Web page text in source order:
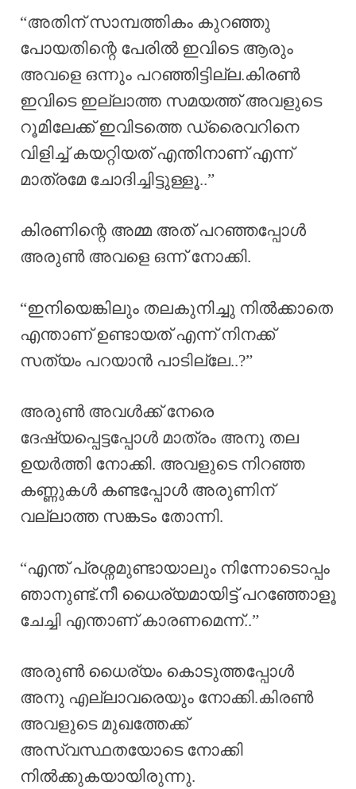
“അതിന് സാമ്പത്തികം കുറഞ്ഞു
പോയതിന്റെ പേരിൽ ഇവിടെ ആരും
അവളെ ഒന്നും പറഞ്ഞിട്ടില്ല.കിരൺ
ഇവിടെ ഇല്ലാത്ത സമയത്ത് അവളുടെ
റൂമിലേക്ക് ഇവിടത്തെ ഡ്രൈവറിനെ
വിളിച്ച് കയറ്റിയത് എന്തിനാണ് എന്ന്
മാത്രമേ ചോദിച്ചിട്ടുള്ളൂ..”
കിരണിന്റെ അമ്മ അത് പറഞ്ഞപ്പോൾ
അരുൺ അവളെ ഒന്ന് നോക്കി.
“ഇനിയെങ്കിലും തലകുനിച്ചു നിൽക്കാതെ
എന്താണ് ഉണ്ടായത് എന്ന് നിനക്ക്
സത്യം പറയാൻ പാടില്ലേ..?”
അരുൺ അവൾക്ക് നേരെ
ദേഷ്യപ്പെട്ടപ്പോൾ മാത്രം അനു തല
ഉയർത്തി നോക്കി. അവളുടെ നിറഞ്ഞ
കണ്ണുകൾ കണ്ടപ്പോൾ അരുണിന്
വല്ലാത്ത സങ്കടം തോന്നി.
“എന്ത് പ്രശ്നമുണ്ടായാലും നിന്നോടൊപ്പം
ഞാനുണ്ട്.നീ ധൈര്യമായിട്ട് പറഞ്ഞോളൂ
ചേച്ചി എന്താണ് കാരണമെന്ന്..”
അരുൺ ധൈര്യം കൊടുത്തപ്പോൾ
അനു എല്ലാവരെയും നോക്കി.കിരൺ
അവളുടെ മുഖത്തേക്ക്
അസ്വസ്ഥതയോടെ നോക്കി
നിൽക്കുകയായിരുന്നു.